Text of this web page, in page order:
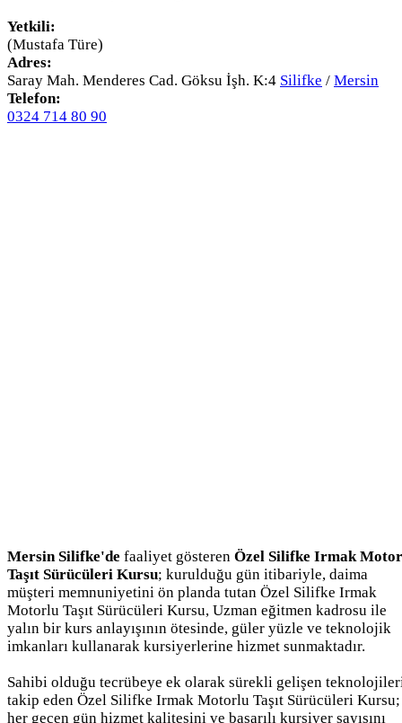
Yetkili:
(Mustafa Türe)
Adres:
Saray Mah. Menderes Cad. Göksu İşh. K:4 Silifke / Mersin
Telefon:
0324 714 80 90
Mersin Silifke'de faaliyet gösteren Özel Silifke Irmak
Taşıt Sürücüleri Kursu; kurulduğu gün itibariyle, daima
müşteri memnuniyetini ön planda tutan Özel Silifke Irmak
Motorlu Taşıt Sürücüleri Kursu, Uzman eğitmen kadrosu ile
yalın bir kurs anlayışının ötesinde, güler yüzle ve teknolojik
imkanları kullanarak kursiyerlerine hizmet sunmaktadır.
Sahibi olduğu tecrübeye ek olarak sürekli gelişen
takip eden Özel Silifke Irmak Motorlu Taşıt Sürücüleri Kursu;
her geçen gün hizmet kalitesini ve başarılı kursiyer sayısını